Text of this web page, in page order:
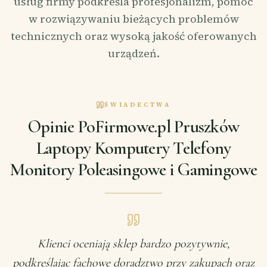
w rozwiązywaniu bieżących problemów
technicznych oraz wysoką jakość oferowanych
urządzeń.
ŚWIADECTWA
Opinie PoFirmowe.pl Pruszków
Laptopy Komputery Telefony
Monitory Poleasingowe i Gamingowe
Klienci oceniają sklep bardzo pozytywnie,
podkreślając fachowe doradztwo przy zakupach oraz